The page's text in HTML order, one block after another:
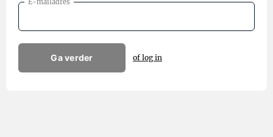
E-mailadres
Ga verder of log in